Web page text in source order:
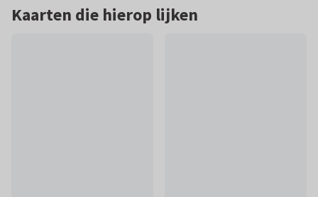
Kaarten die hierop lijken